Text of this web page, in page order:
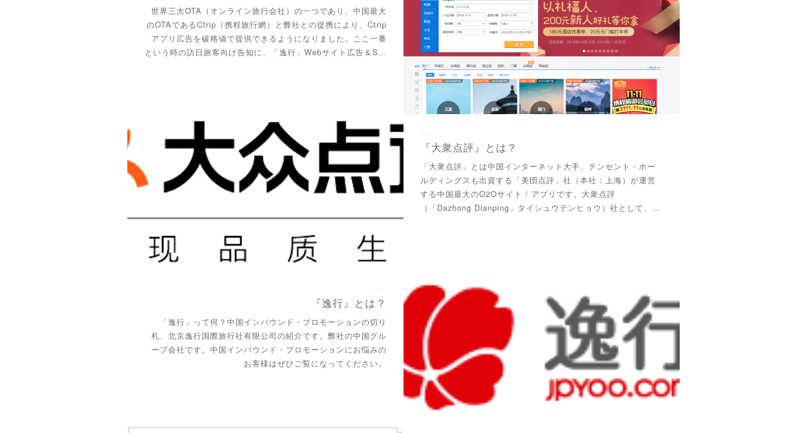
世界三大OTA（オンライン旅行会社）の一つであり、中国最大
のOTAであるCtrip（携程旅行網）と弊社との提携により、Ctrip
アプリ広告を破格値で提供できるようになりました。ここ一番
という時の訪日旅客向け告知に、「逸行」Webサイト広告＆S…
『大衆点評』とは？
「大衆点評」とは中国インターネット大手、テンセント・ホー
ルディングスも出資する「美団点評」社（本社：上海）が運営
する中国最大のO2Oサイト / アプリです。大衆点評
（「Dazhong Dianping」タイシュウテンヒョウ）社として、…
『逸行』とは？
「逸行」って何？中国インバウンド・プロモーションの切り
札、北京逸行国際旅行社有限公司の紹介です。弊社の中国グル
ープ会社です。中国インバウンド・プロモーションにお悩みの
お客様はぜひご覧になってください。